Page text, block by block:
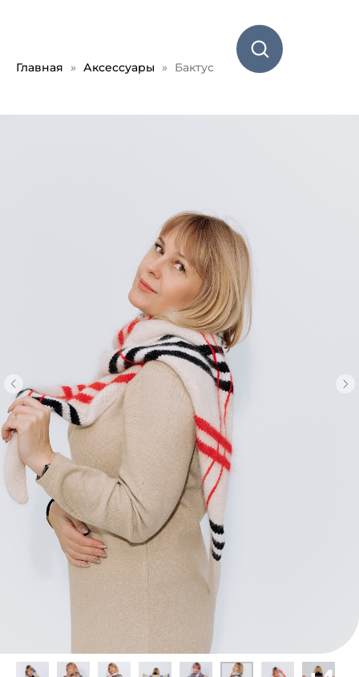
Главная Аксессуары Бактус